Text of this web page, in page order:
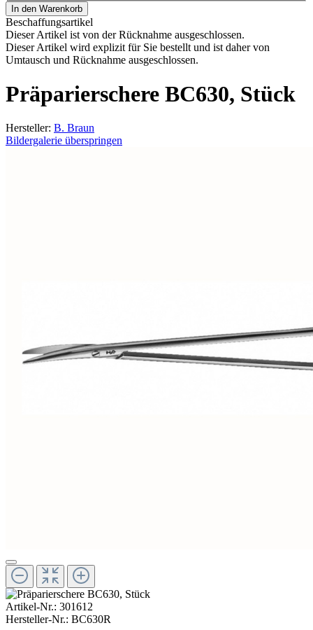
In den Warenkorb
Beschaffungsartikel
Dieser Artikel ist von der Rücknahme ausgeschlossen.
Dieser Artikel wird explizit für Sie bestellt und ist daher von
Umtausch und Rücknahme ausgeschlossen.
Präparierschere BC630, Stück
Hersteller: B. Braun
Bildergalerie überspringen
Artikel-Nr.: 301612
Hersteller-Nr.: BC630R